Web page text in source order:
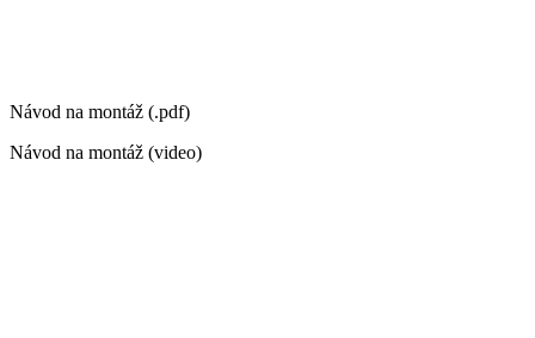
Návod na montáž (.pdf)
Návod na montáž (video)